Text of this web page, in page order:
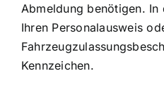
Abmeldung benötigen. In
Ihren Personalausweis
Kennzeichen.